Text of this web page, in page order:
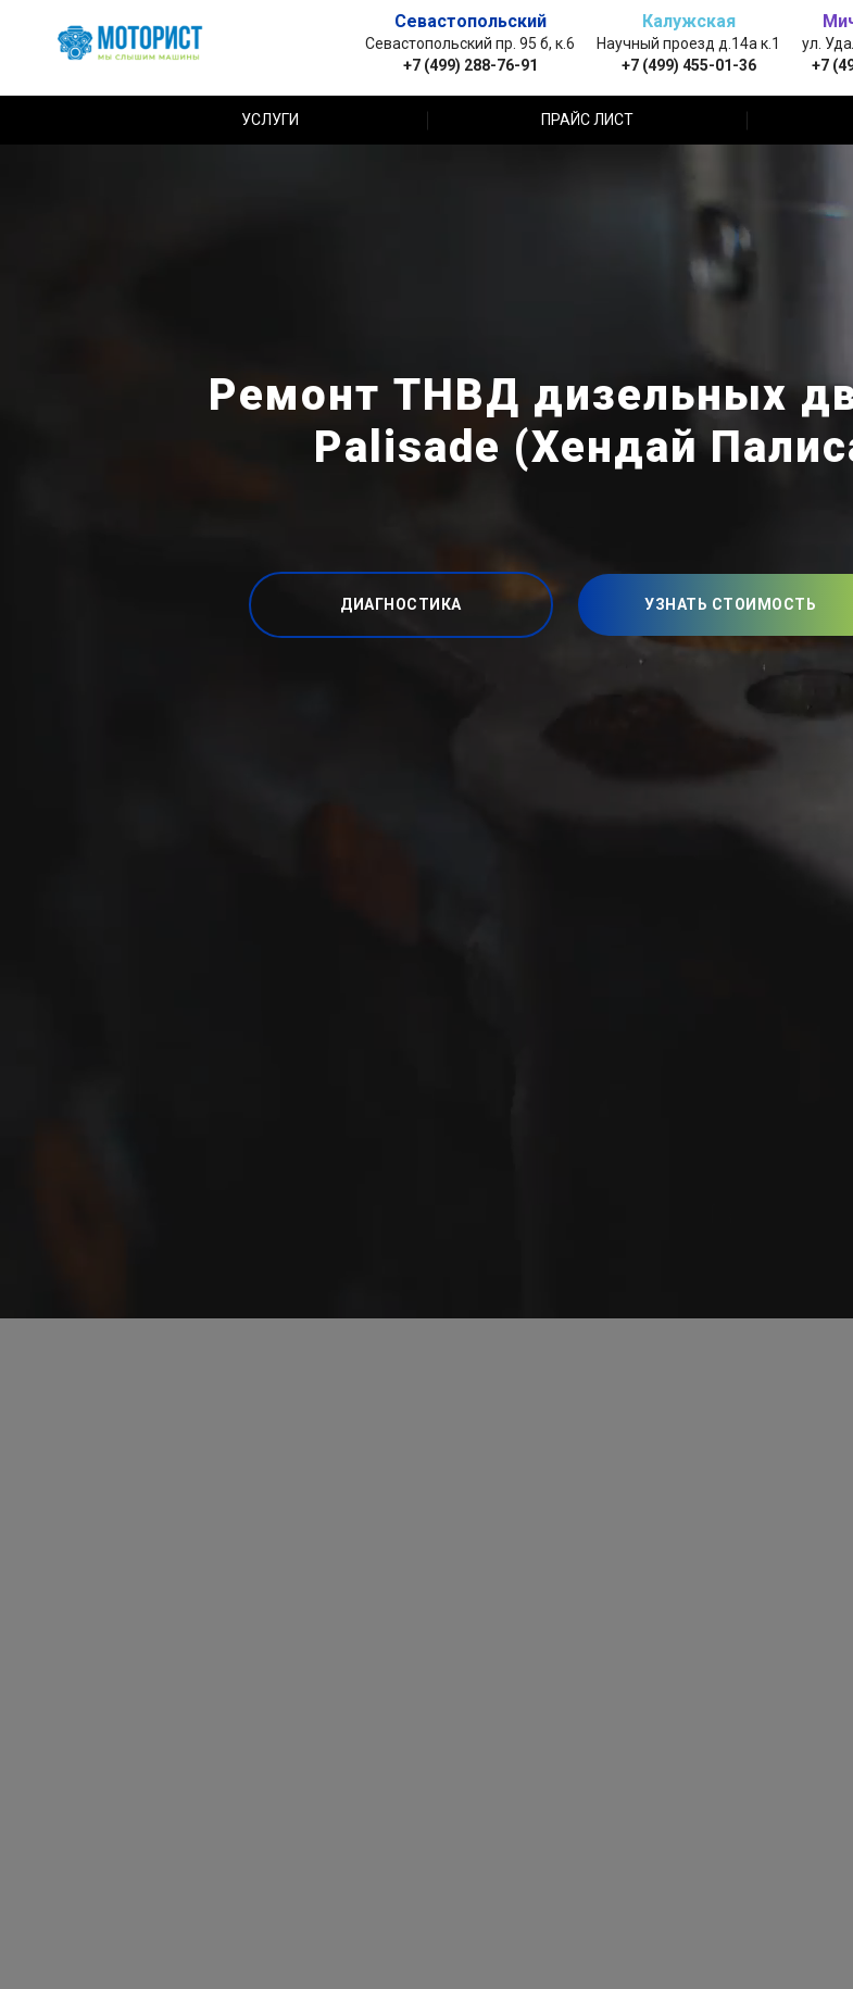
Севастопольский
Севастопольский пр. 95 б, к.6
+7 (499) 288-76-91
Калужская
Научный проезд д.14а к.1
+7 (499) 455-01-36
ул.
+7
УСЛУГИ ПРАЙС ЛИСТ
Ремонт ТНВД дизельных
Palisade (Хендай
ДИАГНОСТИКА УЗНАТЬ СТОИМОСТЬ